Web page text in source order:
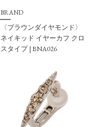
BRAND
〈ブラウンダイヤモンド〉
ネイキッド イヤーカフ クロ
スタイプ | BNA026